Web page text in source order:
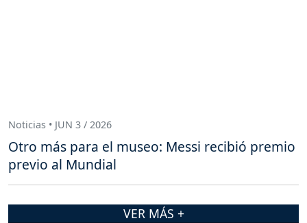
Noticias • JUN 3 / 2026
Otro más para el museo: Messi recibió premio
previo al Mundial
VER MÁS +